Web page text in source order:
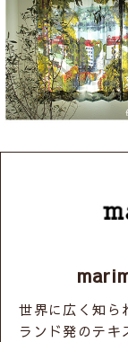
世界に広く知ら
ランド発のテキ